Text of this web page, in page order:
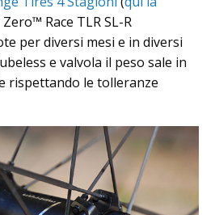
Race TLR SL-R
per diversi mesi e in diversi
e valvola il peso sale in
rispettando le tolleranze